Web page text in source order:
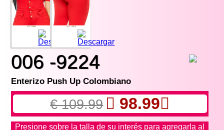
006 -9224
Enterizo Push Up Colombiano
€ 109.99 98.99
Presione sobre la talla de su interés para agregarla al